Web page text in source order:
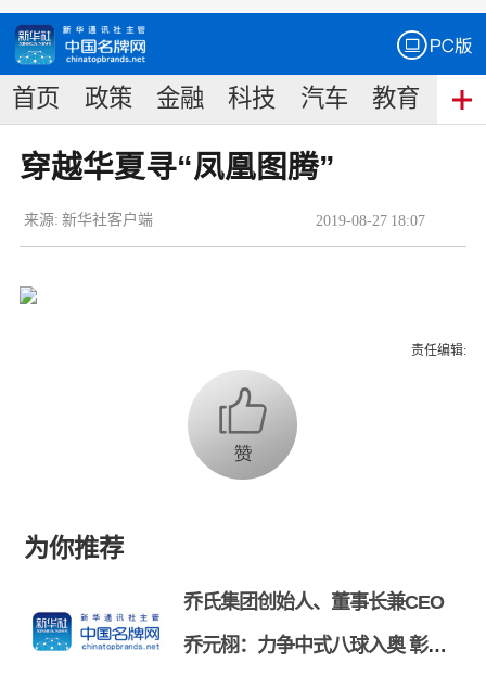
首页 政策 金融 科技 汽车 教育 食
穿越华夏寻“凤凰图腾”
2019-08-27 18:07
来源: 新华社客户端
责任编辑:
为你推荐
乔氏集团创始人、董事长兼CEO
乔元栩：力争中式八球入奥 彰显